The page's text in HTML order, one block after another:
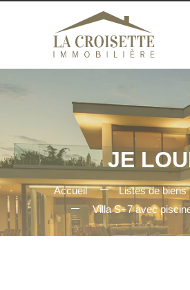
JE
Accueil Listes de biens
Villa S+7 avec